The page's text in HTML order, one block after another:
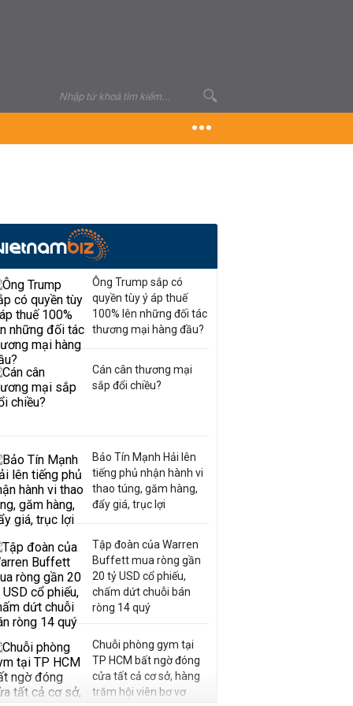
Ông Trump sắp có
quyền tùy ý áp thuế
100% lên những đối tác
thương mại hàng đầu?
Cán cân thương mại
sắp đổi chiều?
Bảo Tín Mạnh Hải lên
tiếng phủ nhận hành vi
thao túng, găm hàng,
đẩy giá, trục lợi
Tập đoàn của Warren
Buffett mua ròng gần
20 tỷ USD cổ phiếu,
chấm dứt chuỗi bán
ròng 14 quý
Chuỗi phòng gym tại
TP HCM bất ngờ đóng
cửa tất cả cơ sở, hàng
trăm hội viên bơ vơ